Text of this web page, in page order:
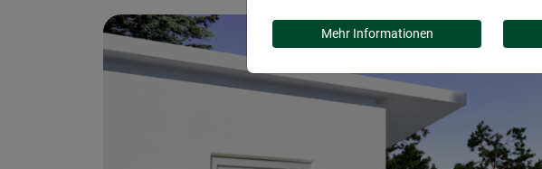
Mehr Informationen